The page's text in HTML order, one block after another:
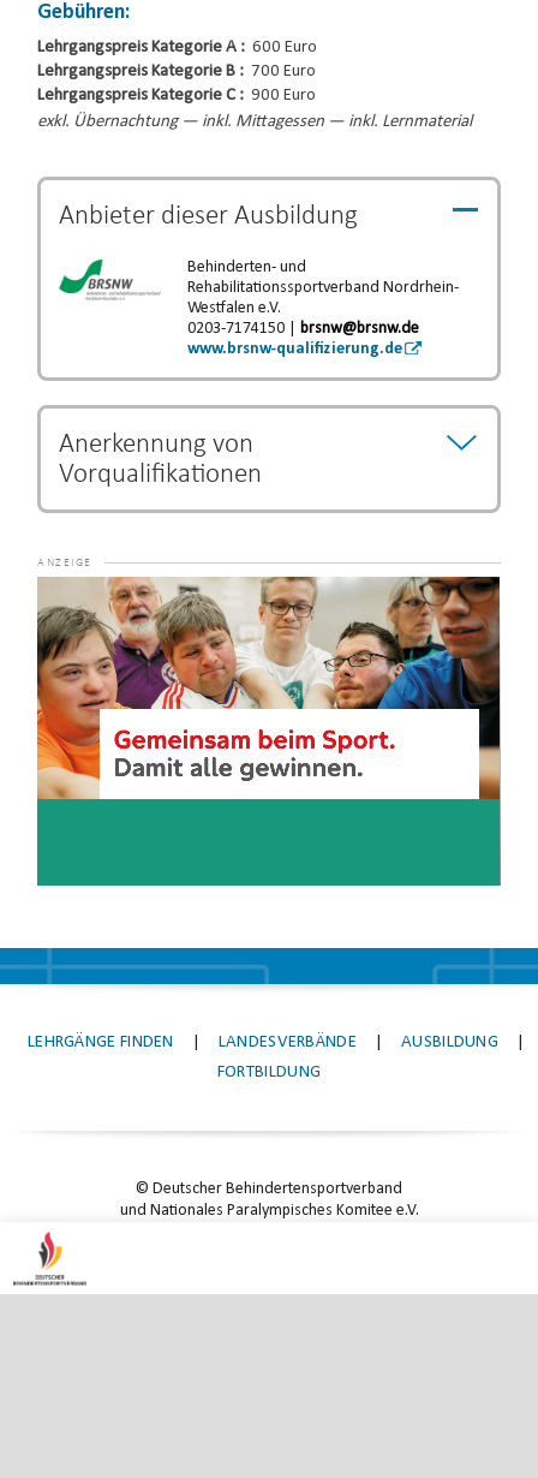
Gebühren:
Lehrgangspreis Kategorie A : 600 Euro
Lehrgangspreis Kategorie B : 700 Euro
Lehrgangspreis Kategorie C : 900 Euro
exkl. Übernachtung — inkl. Mittagessen — inkl. Lernmaterial
Anbieter dieserAusbildung
Behinderten- und
Rehabilitationssportverband Nordrhein-
Westfalen e.V.
0203-7174150 | brsnw@brsnw.de
www.brsnw-qualifizierung.de
Anerkennung von
Vorqualifikationen
der Ausbildungszeit begründen.Die Entscheidung über
eine Verkürzung der Ausbildung unterliegt dem jeweiligen
Lehrgangsanbieter.
Player
LEHRGÄNGE FINDEN LANDESVERBÄNDE AUSBILDUNG
FORTBILDUNG
© Deutscher Behindertensportverband
und Nationales Paralympisches Komitee e.V.